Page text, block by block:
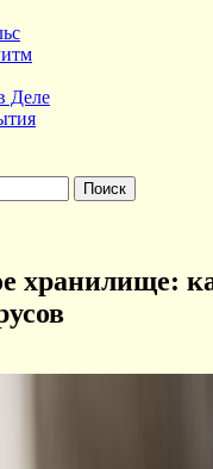
Деле
хранилище: